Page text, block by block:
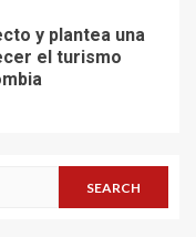
y plantea una
el turismo